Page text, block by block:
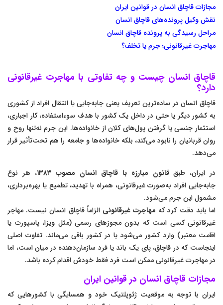
مجازات قاچاق انسان در قوانین ایران
نقش وکیل پرونده‌های قاچاق انسان
مراحل رسیدگی به پرونده قاچاق انسان
مهاجرت غیرقانونی؛ جرم یا تخلف؟
قاچاق انسان چیست و چه تفاوتی با مهاجرت غیرقانونی
دارد؟
قاچاق انسان در ساده‌ترین تعریف یعنی جابه‌جایی یا انتقال افراد از کشوری
به کشور دیگر یا حتی در داخل یک کشور با هدف سوءاستفاده، کار اجباری،
استثمار جنسی یا گرفتن پول‌های کلان از خانواده‌ها. این جرم نه‌تنها روح و
روان قربانیان را نابود می‌کند، بلکه خانواده‌ها و جامعه را هم تحت‌تأثیر قرار
می‌دهد.
در ایران، طبققانون مبارزه با قاچاق انسان مصوب ۱۳۸۳
، هر نوع
جابه‌جایی افراد به‌صورت غیرقانونی، همراه با تهدید، تطمیع یا بهره‌برداری،
مشمول این جرم می‌شود.
اما باید دقت کرد که مهاجرت غیرقانونی الزاماً قاچاق انسان نیست. مهاجر
غیرقانونی کسی است که بدون مجوزهای رسمی (مثل ویزا، پاسپورت یا
اقامت معتبر) وارد کشور می‌شود یا در کشور باقی می‌ماند. تفاوت اصلی
اینجاست که در قاچاق، پای یک باند یا فرد سازمان‌دهنده در میان است، اما
در مهاجرت غیرقانونی ممکن است فرد فقط خودش اقدام کرده باشد.
مجازات قاچاق انسان در قوانین ایران
ایران با توجه به موقعیت ژئوپلتیک خود و همسایگی با کشورهایی که